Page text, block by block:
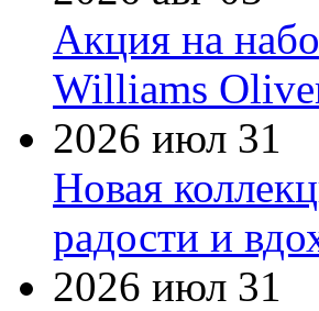
Акция на
Williams
2026 июл 31
Новая
радости и
2026 июл 31